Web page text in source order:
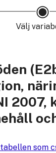
Välj
2007,
som